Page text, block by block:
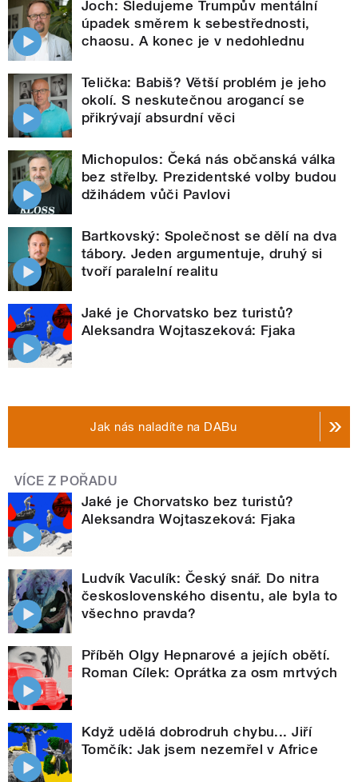
Joch: Sledujeme Trumpův mentální
úpadek směrem k sebestřednosti,
chaosu. A konec je v nedohlednu
Telička: Babiš? Větší problém je jeho
okolí. S neskutečnou arogancí se
přikrývají absurdní věci
Michopulos: Čeká nás občanská válka
bez střelby. Prezidentské volby budou
džihádem vůči Pavlovi
Bartkovský: Společnost se dělí na dva
tábory. Jeden argumentuje, druhý si
tvoří paralelní realitu
Jaké je Chorvatsko bez turistů?
Aleksandra Wojtaszeková: Fjaka
Jak nás naladíte na DABu
VÍCE Z POŘADU
Jaké je Chorvatsko bez turistů?
Aleksandra Wojtaszeková: Fjaka
Ludvík Vaculík: Český snář. Do nitra
československého disentu, ale byla to
všechno pravda?
Příběh Olgy Hepnarové a jejích obětí.
Roman Cílek: Oprátka za osm mrtvých
Když udělá dobrodruh chybu... Jiří
Tomčík: Jak jsem nezemřel v Africe